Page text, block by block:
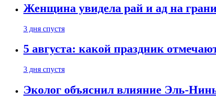
Женщина увидела рай и ад на
3 дня спустя
5 августа: какой праздник
3 дня спустя
Эколог объяснил влияние Эль-